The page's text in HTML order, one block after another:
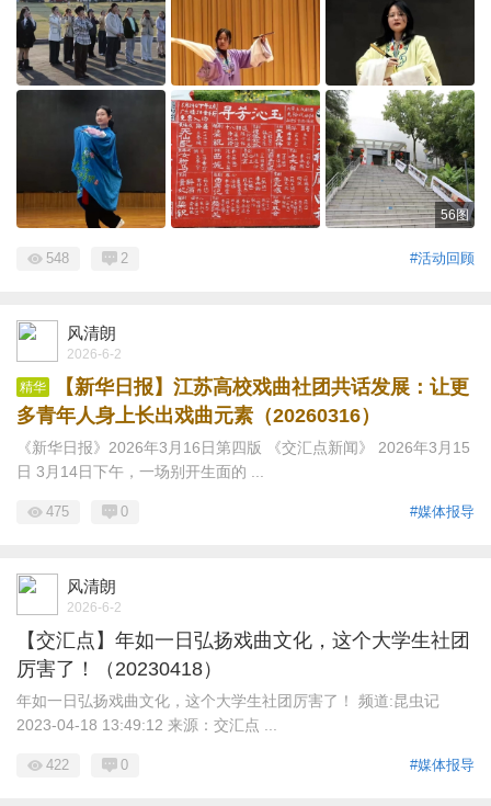
56图
#活动回顾
548 2
风清朗
2026-6-2
精华
【新华日报】江苏高校戏曲社团共话发展：让更
多青年人身上长出戏曲元素（20260316）
《新华日报》2026年3月16日第四版 《交汇点新闻》 2026年3月15
日 3月14日下午，一场别开生面的 ...
#媒体报导
475 0
风清朗
2026-6-2
【交汇点】年如一日弘扬戏曲文化，这个大学生社团
厉害了！（20230418）
年如一日弘扬戏曲文化，这个大学生社团厉害了！ 频道:昆虫记
2023-04-18 13:49:12 来源：交汇点 ...
#媒体报导
422 0